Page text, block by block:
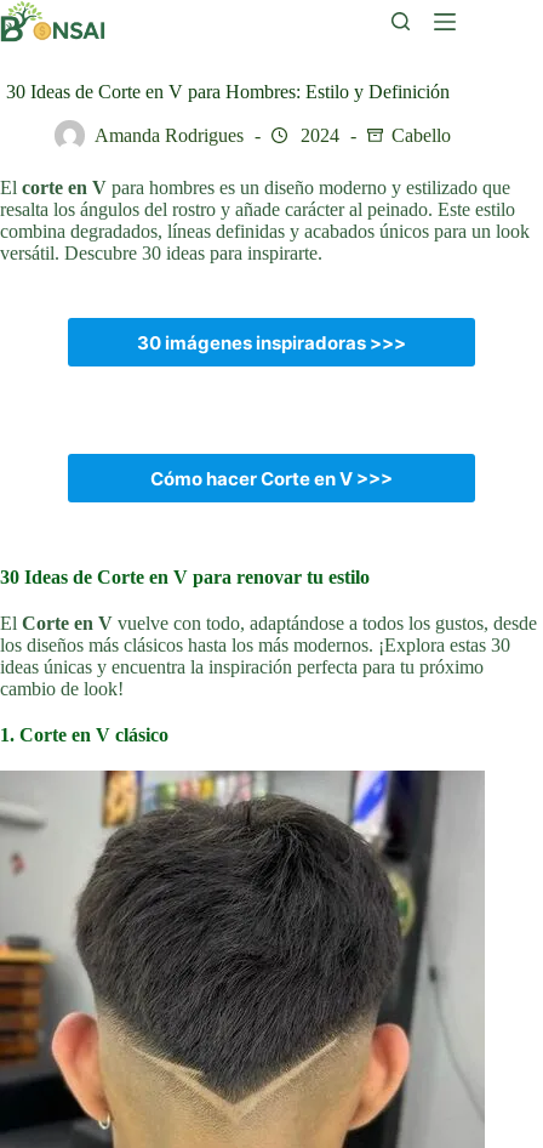
Saltar
al
30 Ideas de Corte en V para Hombres: Estilo y Definición
Amanda Rodrigues 2024 Cabello
El corte en V para hombres es un diseño moderno y estilizado que
resalta los ángulos del rostro y añade carácter al peinado. Este estilo
combina degradados, líneas definidas y acabados únicos para un look
versátil. Descubre 30 ideas para inspirarte.
30 imágenes inspiradoras >>>
Cómo hacer Corte en V >>>
30 Ideas de Corte en V para renovar tu estilo
El Corte en V vuelve con todo, adaptándose a todos los gustos, desde
los diseños más clásicos hasta los más modernos. ¡Explora estas 30
ideas únicas y encuentra la inspiración perfecta para tu próximo
cambio de look!
1. Corte en V clásico